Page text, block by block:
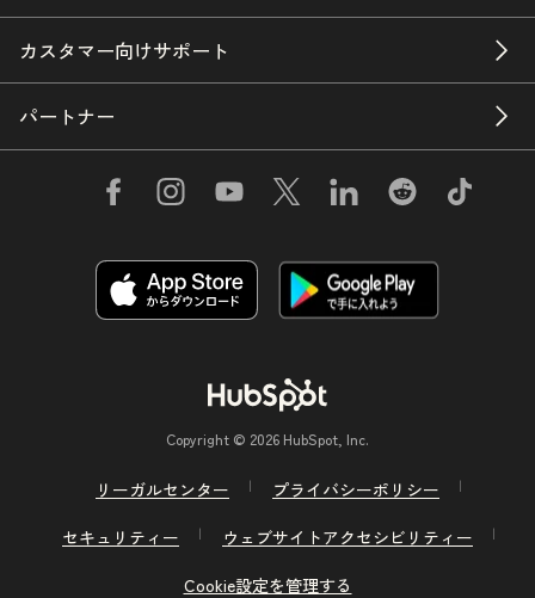
カスタマー向けサポート
パートナー
Copyright © 2026 HubSpot, Inc.
リーガルセンター
プライバシーポリシー
セキュリティー
ウェブサイトアクセシビリティー
Cookie設定を管理する